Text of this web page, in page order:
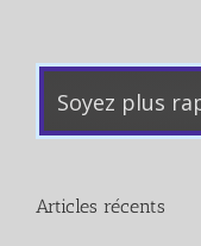
Articles récents